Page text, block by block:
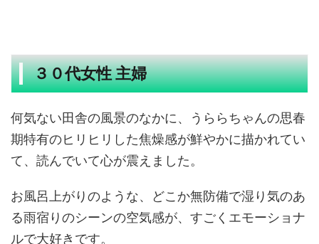
３０代女性 主婦
何気ない田舎の風景のなかに、うららちゃんの思春
期特有のヒリヒリした焦燥感が鮮やかに描かれてい
て、読んでいて心が震えました。
お風呂上がりのような、どこか無防備で湿り気のあ
る雨宿りのシーンの空気感が、すごくエモーショナ
ルで大好きです。